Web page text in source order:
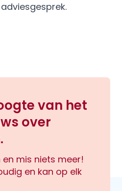
van het
over
mis niets meer!
en kan op elk